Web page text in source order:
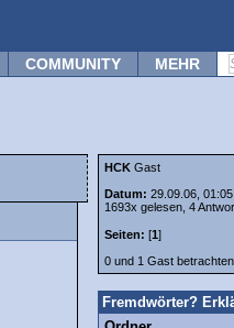
COMMUNITY MEHR
HCK Gast
Datum: 29.09.06,
1693x gelesen, 4
Seiten: [1]
0 und 1 Gast
Fremdwörter?